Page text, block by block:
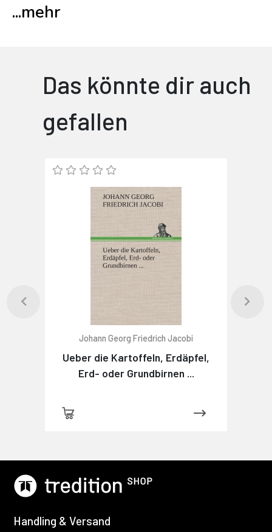
...mehr
Das könnte dir auch
gefallen
Johann Georg Friedrich Jacobi
Ueber die Kartoffeln, Erdäpfel,
Erd- oder Grundbirnen ...
Handling & Versand